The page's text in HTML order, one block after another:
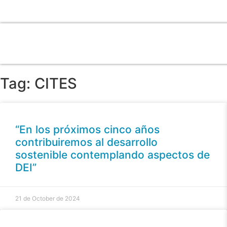
Tag: CITES
“En los próximos cinco años
contribuiremos al desarrollo
sostenible contemplando aspectos de
DEI”
21 de October de 2024